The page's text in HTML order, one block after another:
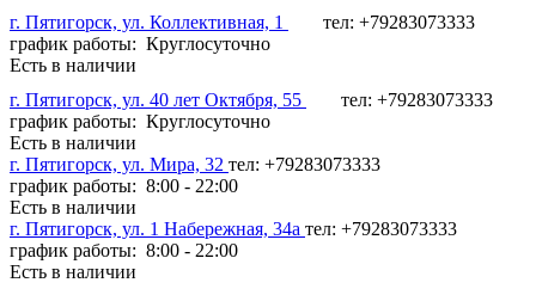
г. Пятигорск, ул. Коллективная, 1
тел: +79283073333
график работы: Круглосуточно
Есть в наличии
г. Пятигорск, ул. 40 лет Октября, 55
тел: +79283073333
график работы: Круглосуточно
Есть в наличии
г. Пятигорск, ул. Мира, 32 тел: +79283073333
график работы: 8:00 - 22:00
Есть в наличии
г. Пятигорск, ул. 1 Набережная, 34а тел: +79283073333
график работы: 8:00 - 22:00
Есть в наличии